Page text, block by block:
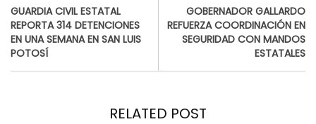
GUARDIA CIVIL ESTATAL
REPORTA 314 DETENCIONES
EN UNA SEMANA EN SAN LUIS
POTOSÍ
GOBERNADOR GALLARDO
REFUERZA COORDINACIÓN EN
SEGURIDAD CON MANDOS
ESTATALES
RELATED POST